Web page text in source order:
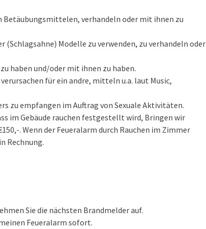
Betäubungsmittelen, verhandeln oder mit ihnen zu
(Schlagsahne) Modelle zu verwenden, zu verhandeln oder
haben und/oder mit ihnen zu haben.
für ein andre, mitteln u.a. laut Music,
zu empfangen im Auftrag von Sexuale Aktivitäten.
im Gebäude rauchen festgestellt wird, Bringen wir
. Wenn der Feueralarm durch Rauchen im Zimmer
Rechnung.
Sie die nächsten Brandmelder auf.
Feueralarm sofort.